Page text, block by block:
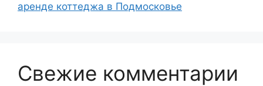
аренде коттеджа в Подмосковье
Свежие комментарии